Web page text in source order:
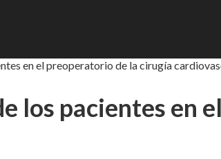
en el preoperatorio de la cirugía
los pacientes en